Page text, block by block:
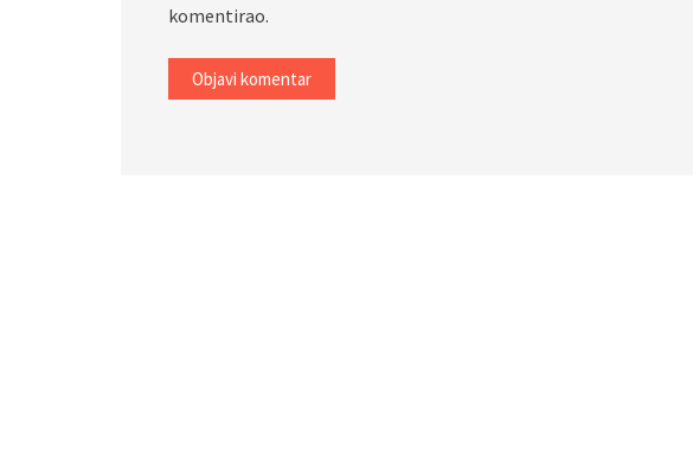
komentirao.